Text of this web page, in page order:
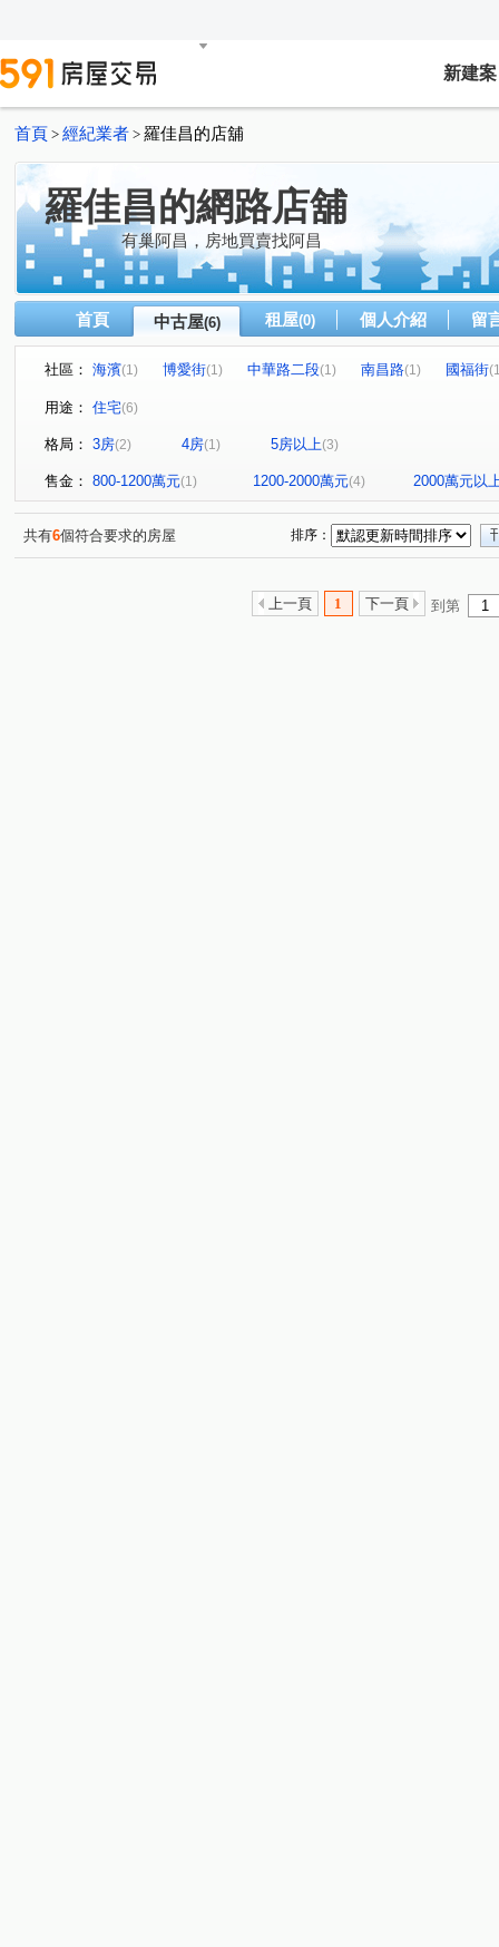
新建案
首頁 > 經紀業者 > 羅佳昌的店舖
羅佳昌的網路店舖
有巢阿昌，房地買賣找阿昌
首頁 中古屋(6) 租屋(0) 個人介紹 留
社區： 海濱(1) 博愛街(1) 中華路二段(1) 南昌路(1) 國福街
用途： 住宅(6)
格局： 3房(2) 4房(1) 5房以上(3)
售金： 800-1200萬元(1) 1200-2000萬元(4) 2000萬元以
共有6個符合要求的房屋 排序：
上一頁 1 下一頁 到第